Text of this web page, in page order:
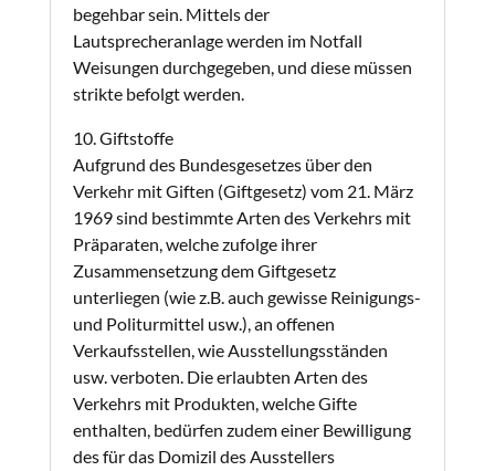
begehbar sein. Mittels der
Lautsprecheranlage werden im Notfall
Weisungen durchgegeben, und diese müssen
strikte befolgt werden.
10. Giftstoffe
Aufgrund des Bundesgesetzes über den
Verkehr mit Giften (Giftgesetz) vom 21. März
1969 sind bestimmte Arten des Verkehrs mit
Präparaten, welche zufolge ihrer
Zusammensetzung dem Giftgesetz
unterliegen (wie z.B. auch gewisse Reinigungs-
und Politurmittel usw.), an offenen
Verkaufsstellen, wie Ausstellungsständen
usw. verboten. Die erlaubten Arten des
Verkehrs mit Produkten, welche Gifte
enthalten, bedürfen zudem einer Bewilligung
des für das Domizil des Ausstellers